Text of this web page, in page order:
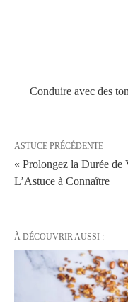
Conduire avec des
ASTUCE PRÉCÉDENTE
« Prolongez la Durée de
L’Astuce à Connaître
À DÉCOUVRIR AUSSI :